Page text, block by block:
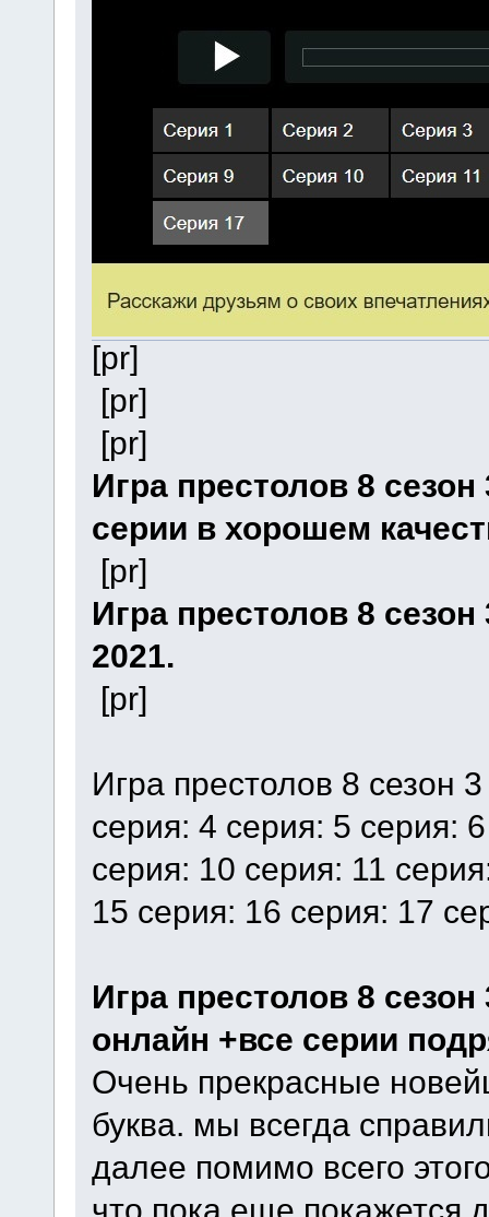
[pr]
[pr]
[pr]
Игра престолов 8
серии в хорошем
[pr]
Игра престолов 8
2021.
[pr]
Игра престолов 8 сезон
серия: 4 серия: 5 серия:
серия: 10 серия: 11
15 серия: 16 серия: 17
Игра престолов 8
онлайн +все серии
Очень прекрасные
буква. мы всегда
далее помимо всего
что пока еще покажется